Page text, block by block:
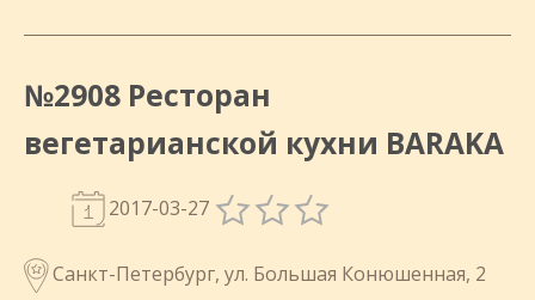
№2908 Ресторан
вегетарианской кухни BARAKA
2017-03-27
Санкт-Петербург, ул. Большая Конюшенная, 2